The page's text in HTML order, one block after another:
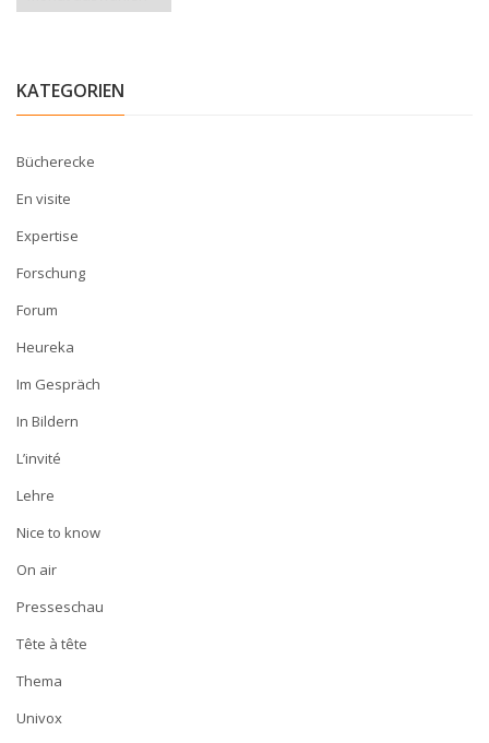
KATEGORIEN
Bücherecke
En visite
Expertise
Forschung
Forum
Heureka
Im Gespräch
In Bildern
L’invité
Lehre
Nice to know
On air
Presseschau
Tête à tête
Thema
Univox